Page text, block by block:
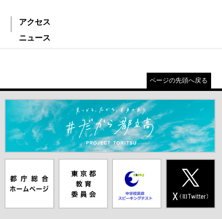
アクセス
ニュース
ページの先頭へ戻る
＃だから都立高（別ウインドウが開きます）
ムページ（別
ウインドウが
員会（別ウイ
ンドウが開き
ピーキングテ
スト（別ウイ
ンドウが開き
（別ウインド
ウが開きま
す）